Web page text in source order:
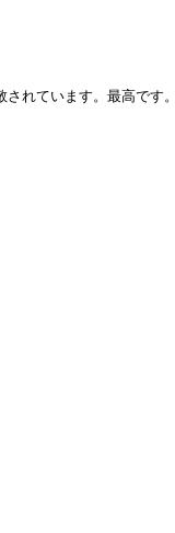
されています。最高です